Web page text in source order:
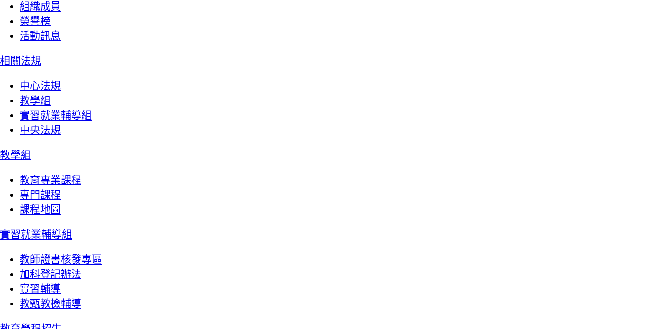
組織成員
榮譽榜
活動訊息
相關法規
中心法規
教學組
實習就業輔導組
中央法規
教學組
教育專業課程
專門課程
課程地圖
實習就業輔導組
教師證書核發專區
加科登記辦法
實習輔導
教甄教檢輔導